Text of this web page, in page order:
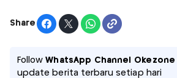
Share
FollowWhatsApp Channel Okezone
update berita terbaru setiap hari